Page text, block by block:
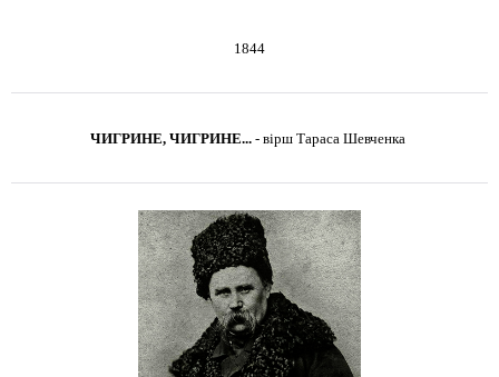
1844
ЧИГРИНЕ, ЧИГРИНЕ... - вірш Тараса Шевченка